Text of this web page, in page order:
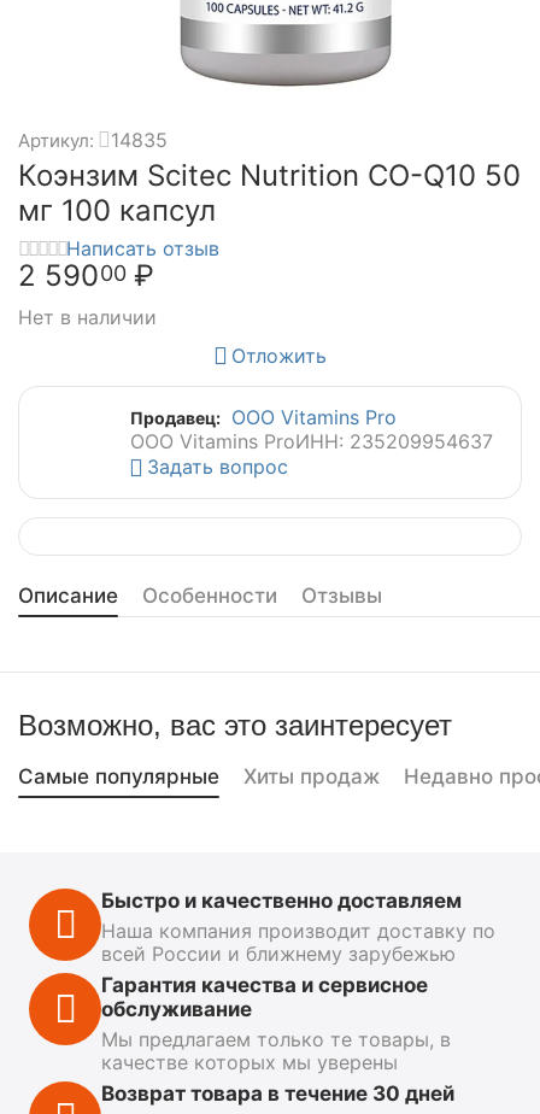
Артикул: 14835
Коэнзим Scitec Nutrition CO-Q10 50
мг 100 капсул
Написать отзыв
2 59000 ₽
Нет в наличии
Отложить
Продавец: ООО Vitamins Pro
ООО Vitamins ProИНН: 235209954637
Задать вопрос
Описание Особенности Отзывы
Возможно, вас это заинтересует
Самые популярные Хиты продаж Недавно
Быстро и качественно доставляем
Наша компания производит доставку по
всей России и ближнему зарубежью
Гарантия качества и сервисное
обслуживание
Мы предлагаем только те товары, в
качестве которых мы уверены
Возврат товара в течение 30 дней